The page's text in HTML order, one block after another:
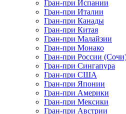
Гран-при Испании
Гран-при Италии
Гран-при Канады
Гран-при Китая
Гран-при Малайзии
Гран-при Монако
Гран-при России
Гран-при Сингапура
Гран-при США
Гран-при Японии
Гран-при Америки
Гран-при Мексики
Гран-при Австрии